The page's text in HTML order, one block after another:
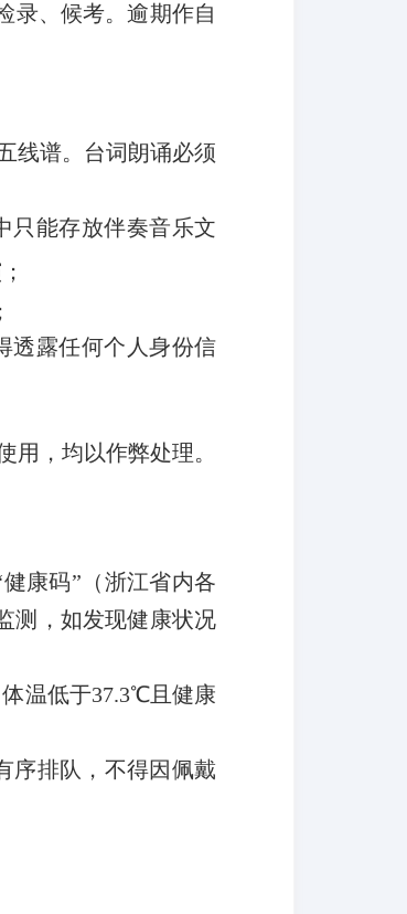
录、候考。逾期作自
线谱。台词朗诵必须
只能存放伴奏音乐文
透露任何个人身份信
用，均以作弊处理。
康码”（浙江省内各
测，如发现健康状况
体温低于37.3℃且健康
序排队，不得因佩戴